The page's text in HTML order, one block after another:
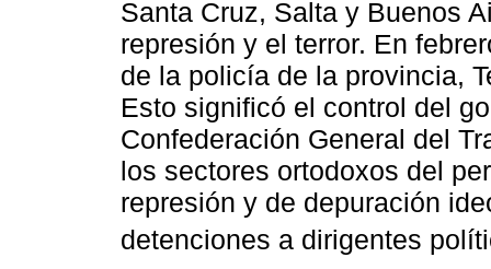
Santa Cruz, Salta y Buenos
represión y el terror. En
de la policía de la provincia,
Esto significó el control del
Confederación General del
los sectores ortodoxos del
represión y de depuración
detenciones a dirigentes